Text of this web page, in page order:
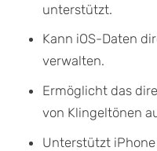
unterstützt.
Kann iOS-Daten
verwalten.
Ermöglicht das
von Klingeltönen
Unterstützt